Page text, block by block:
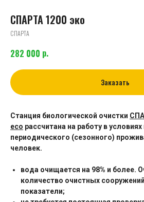
СПАРТА 1200 эко
СПАРТА
282 000 р.
Заказать
Станция биологической очистки
eco рассчитана на работу в
периодического (сезонного)
человек.
вода очищается на 98% и более.
количество очистных
показатели;